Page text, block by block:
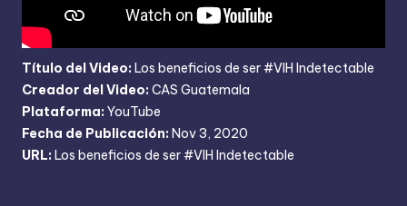
Título del Video: Los beneficios de ser #VIH Indetectable
Creador del Video: CAS Guatemala
Plataforma: YouTube
Fecha de Publicación: Nov 3, 2020
URL: Los beneficios de ser #VIH Indetectable